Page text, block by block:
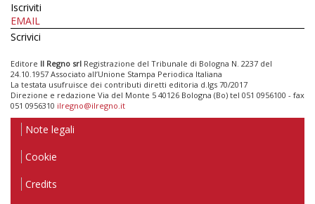
Iscriviti
EMAIL
Scrivici
Editore Il Regno srl Registrazione del Tribunale di Bologna N. 2237 del
24.10.1957 Associato all’Unione Stampa Periodica Italiana
La testata usufruisce dei contributi diretti editoria d.lgs 70/2017
Direzione e redazione Via del Monte 5 40126 Bologna (Bo) tel 051 0956100 - fax
051 0956310 ilregno@ilregno.it
Note legali
Cookie
Credits